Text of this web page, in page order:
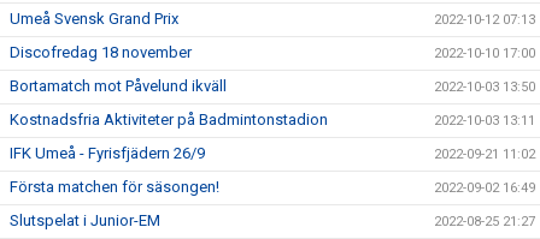
Umeå Svensk Grand Prix 2022-10-12 07:13
Discofredag 18 november 2022-10-10 17:00
Bortamatch mot Påvelund ikväll 2022-10-03 13:50
Kostnadsfria Aktiviteter på Badmintonstadion 2022-10-03 13:11
IFK Umeå - Fyrisfjädern 26/9 2022-09-21 11:02
Första matchen för säsongen! 2022-09-02 16:49
Slutspelat i Junior-EM 2022-08-25 21:27